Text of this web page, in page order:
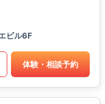
ビル6F
体験・相談予約